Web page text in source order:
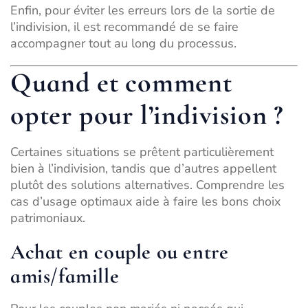
Enfin, pour éviter les erreurs lors de la sortie de
l’indivision, il est recommandé de se faire
accompagner tout au long du processus.
Quand et comment
opter pour l’indivision ?
Certaines situations se prêtent particulièrement
bien à l’indivision, tandis que d’autres appellent
plutôt des solutions alternatives. Comprendre les
cas d’usage optimaux aide à faire les bons choix
patrimoniaux.
Achat en couple ou entre
amis/famille